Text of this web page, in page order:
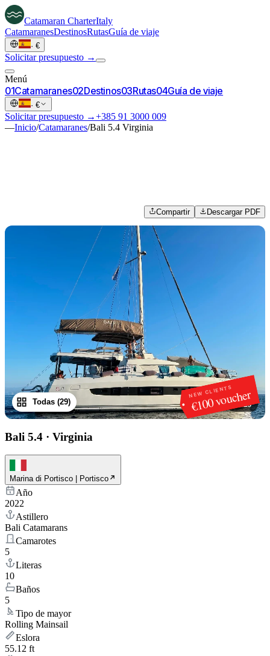
Catamaran CharterItaly
CatamaranesDestinosRutasGuía de viaje
· €
Solicitar presupuesto →
Menú
01Catamaranes02Destinos03Rutas04Guía de viaje
· €
Solicitar presupuesto →+385 91 3000 009
—Inicio/Catamaranes/Bali 5.4 Virginia
Compartir Descargar PDF
NEW CLIENTS
€100 voucher
1/29
Todas (29)
Bali 5.4 · Virginia
Marina di Portisco | Portisco
Año
2022
Astillero
Bali Catamarans
Camarotes
5
Literas
10
Baños
5
Tipo de mayor
Rolling Mainsail
Eslora
55.12 ft